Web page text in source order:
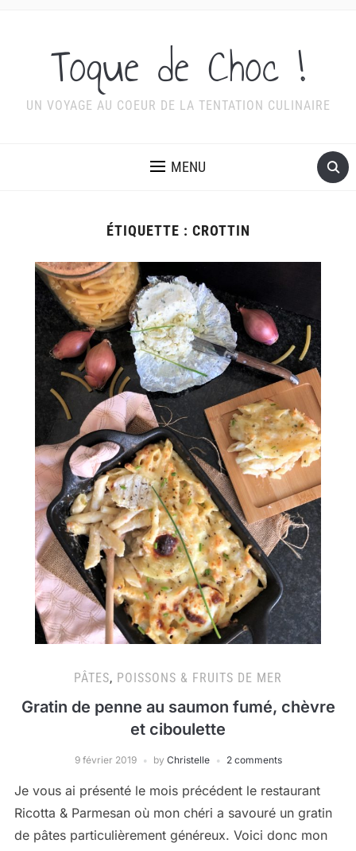
Toque de Choc !
UN VOYAGE AU COEUR DE LA TENTATION CULINAIRE
MENU
ÉTIQUETTE : CROTTIN
PÂTES, POISSONS & FRUITS DE MER
Gratin de penne au saumon fumé, chèvre
et ciboulette
9 février 2019 by Christelle 2 comments
Je vous ai présenté le mois précédent le restaurant
Ricotta & Parmesan où mon chéri a savouré un gratin
de pâtes particulièrement généreux. Voici donc mon